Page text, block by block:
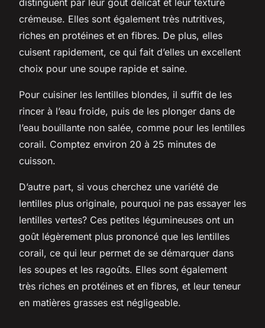
crémeuse. Elles sont également très nutritives,
riches en protéines et en fibres. De plus, elles
cuisent rapidement, ce qui fait d’elles un excellent
choix pour une soupe rapide et saine.
Pour cuisiner les lentilles blondes, il suffit de les
rincer à l’eau froide, puis de les plonger dans de
l’eau bouillante non salée, comme pour les lentilles
corail. Comptez environ 20 à 25 minutes de
cuisson.
D’autre part, si vous cherchez une variété de
lentilles plus originale, pourquoi ne pas essayer les
lentilles vertes? Ces petites légumineuses ont un
goût légèrement plus prononcé que les lentilles
corail, ce qui leur permet de se démarquer dans
les soupes et les ragoûts. Elles sont également
très riches en protéines et en fibres, et leur teneur
en matières grasses est négligeable.